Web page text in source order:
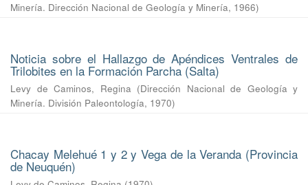
Minería. Dirección Nacional de Geología y Minería, 1966)
Noticia sobre el Hallazgo de Apéndices Ventrales de
Trilobites en la Formación Parcha (Salta)
Levy de Caminos, Regina (Dirección Nacional de Geología y
Minería. División Paleontología, 1970)
Chacay Melehué 1 y 2 y Vega de la Veranda (Provincia
de Neuquén)